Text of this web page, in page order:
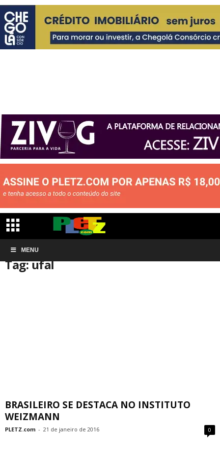
MENU
Início Tags
Tag: ufal
BRASILEIRO SE DESTACA NO INSTITUTO
WEIZMANN
PLETZ.com - 21 de janeiro de 2016 0